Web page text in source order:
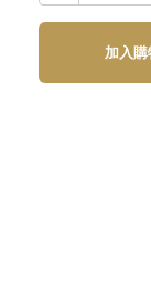
加入購